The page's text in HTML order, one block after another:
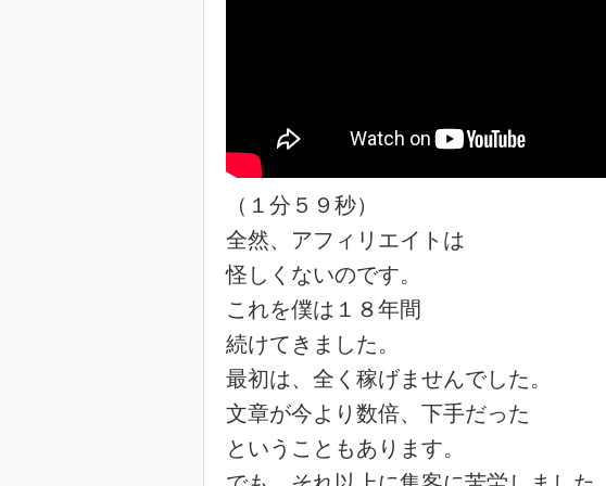
（１分５９秒）
全然、アフィリエイトは
怪しくないのです。
これを僕は１８年間
続けてきました。
最初は、全く稼げませんでした。
文章が今より数倍、下手だった
ということもあります。